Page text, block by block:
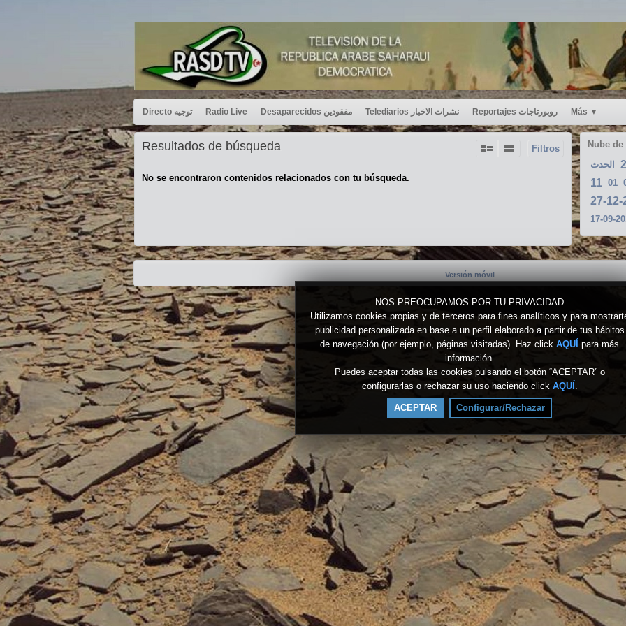
NOS PREOCUPAMOS POR TU PRIVACIDAD
Utilizamos cookies propias y de terceros para fines analíticos y para
publicidad personalizada en base a un perfil elaborado a partir de tus hábitos
de navegación (por ejemplo, páginas visitadas). Haz click AQUÍ para más
información.
Puedes aceptar todas las cookies pulsando el botón “ACEPTAR” o
configurarlas o rechazar su uso haciendo click AQUÍ .
ACEPTAR Configurar/Rechazar
Directo توجيه Radio Live Desaparecidos مفقودين Telediarios نشرات الاخبار Reportajes روبورتاجات Más ▼
Nube de
الحدث
11 01
Filtros
Resultados de búsqueda
No se encontraron contenidos relacionados con tu búsqueda.
Versión móvil